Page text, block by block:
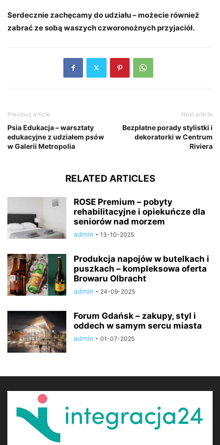
Serdecznie zachęcamy do udziału – możecie również
zabrać ze sobą waszych czworonożnych przyjaciół.
Previous article
Psia Edukacja – warsztaty
edukacyjne z udziałem psów
w Galerii Metropolia
Next article
Bezpłatne porady stylistki i
dekoratorki w Centrum
Riviera
RELATED ARTICLES
ROSE Premium – pobyty
rehabilitacyjne i opiekuńcze dla
seniorów nad morzem
admin - 13-10-2025
Produkcja napojów w butelkach i
puszkach – kompleksowa oferta
Browaru Olbracht
admin - 24-09-2025
Forum Gdańsk – zakupy, styl i
oddech w samym sercu miasta
admin - 01-07-2025